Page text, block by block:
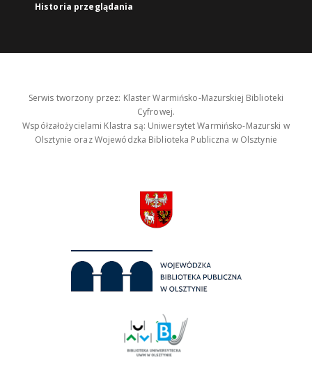
Historia przeglądania
Serwis tworzony przez: Klaster Warmińsko-Mazurskiej Biblioteki
Cyfrowej.
Współzałożycielami Klastra są: Uniwersytet Warmińsko-Mazurski w
Olsztynie oraz Wojewódzka Biblioteka Publiczna w Olsztynie